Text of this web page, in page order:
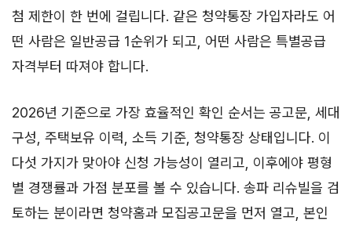
첨 제한이 한 번에 걸립니다. 같은 청약통장 가입자라도 어
떤 사람은 일반공급 1순위가 되고, 어떤 사람은 특별공급
자격부터 따져야 합니다.
2026년 기준으로 가장 효율적인 확인 순서는 공고문, 세대
구성, 주택보유 이력, 소득 기준, 청약통장 상태입니다. 이
다섯 가지가 맞아야 신청 가능성이 열리고, 이후에야 평형
별 경쟁률과 가점 분포를 볼 수 있습니다. 송파 리슈빌을 검
토하는 분이라면 청약홈과 모집공고문을 먼저 열고, 본인